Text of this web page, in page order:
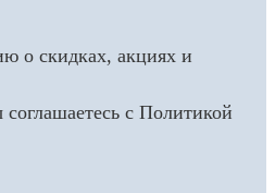
о скидках, акциях и
с Политикой